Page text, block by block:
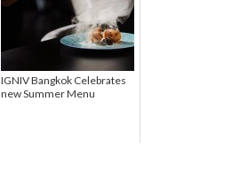
IGNIV Bangkok Celebrates
new Summer Menu